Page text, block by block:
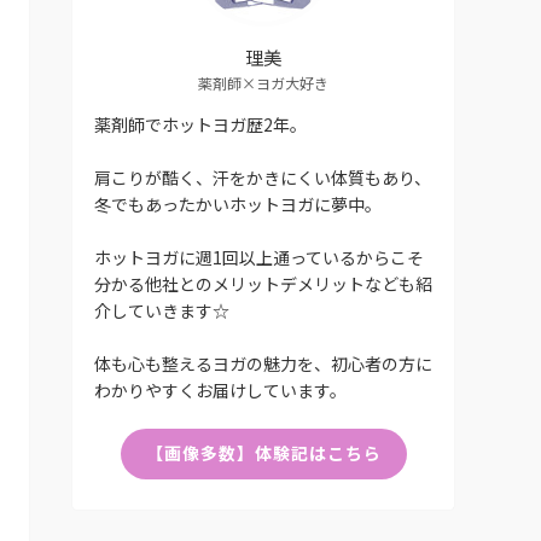
理美
薬剤師×ヨガ大好き
薬剤師でホットヨガ歴2年。
肩こりが酷く、汗をかきにくい体質もあり、
冬でもあったかいホットヨガに夢中。
ホットヨガに週1回以上通っているからこそ
分かる他社とのメリットデメリットなども紹
介していきます☆
体も心も整えるヨガの魅力を、初心者の方に
わかりやすくお届けしています。
【画像多数】体験記はこちら